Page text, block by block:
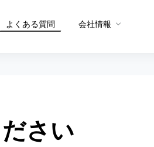
よくある質問 会社情報
さい